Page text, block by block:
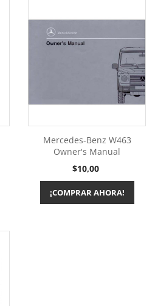
Mercedes-Benz W463
Owner's Manual
Precio
$10,00
¡COMPRAR AHORA!